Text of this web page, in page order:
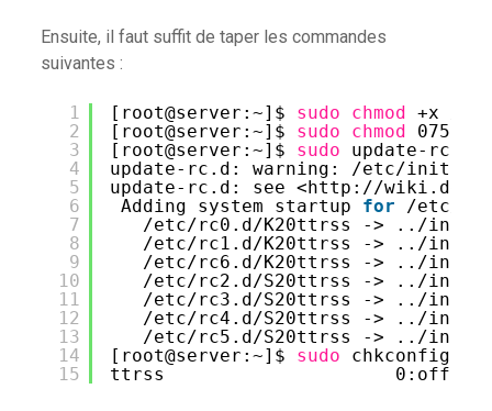
Ensuite, il faut suffit de taper les commandes
suivantes :
1
2
3
4
5
6
7
8
9
10
11
12
13
14
15
[root@server:~]$ sudo chmod +x
[root@server:~]$ sudo chmod 0755
[root@server:~]$ sudo
update-rc.d
update-rc.d: warning: /etc/init
update-rc.d: see <http: //wiki
Adding system startup for
/etc/
/etc/rc0 .d/K20ttrss -> .. /init
/etc/rc1 .d/K20ttrss -> .. /init
/etc/rc6 .d/K20ttrss -> .. /init
/etc/rc2 .d/S20ttrss -> .. /init
/etc/rc3 .d/S20ttrss -> .. /init
/etc/rc4 .d/S20ttrss -> .. /init
/etc/rc5 .d/S20ttrss -> .. /init
[root@server:~]$ sudo
chkconfig
ttrss                     0:off